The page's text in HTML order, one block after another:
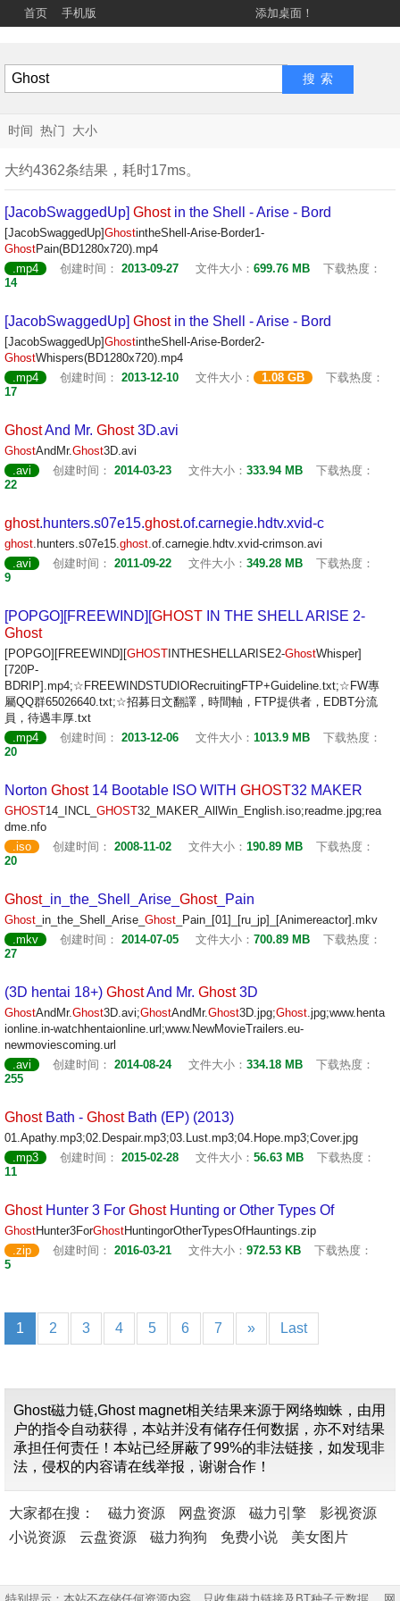
首页 手机版 添加桌面！
时间 热门 大小
大约4362条结果，耗时17ms。
[JacobSwaggedUp] Ghostin the Shell - Arise - Bord
[JacobSwaggedUp]GhostintheShell-Arise-Border1-
GhostPain(BD1280x720).mp4
.mp4
创建时间： 2013-09-27 文件大小： 699.76 MB
下载热度：
14
[JacobSwaggedUp] Ghostin the Shell - Arise - Bord
[JacobSwaggedUp]GhostintheShell-Arise-Border2-
GhostWhispers(BD1280x720).mp4
.mp4
创建时间： 2013-12-10 文件大小： 1.08 GB
下载热度：
17
GhostAnd Mr. Ghost3D.avi
GhostAndMr.Ghost3D.avi
.avi
创建时间： 2014-03-23 文件大小： 333.94 MB
下载热度：
22
ghost.hunters.s07e15.ghost.of.carnegie.hdtv.xvid-c
ghost.hunters.s07e15.ghost.of.carnegie.hdtv.xvid-crimson.avi
.avi
创建时间： 2011-09-22 文件大小： 349.28 MB
下载热度：
9
[POPGO][FREEWIND][GHOST IN THE SHELL ARISE 2-
Ghost
[POPGO][FREEWIND][GHOST INTHESHELLARISE2-GhostWhisper]
[720P-
BDRIP].mp4;☆FREEWINDSTUDIORecruitingFTP+Guideline.txt;☆FW專
屬QQ群65026640.txt;☆招募日文翻譯，時間軸，FTP提供者，EDBT分流
員，待遇丰厚.txt
.mp4
创建时间： 2013-12-06 文件大小： 1013.9 MB
下载热度：
20
Norton Ghost14 Bootable ISO WITH GHOST32 MAKER
GHOST14_INCL_ GHOST32_MAKER_AllWin_English.iso;readme.jpg;rea
dme.nfo
.iso
创建时间： 2008-11-02 文件大小： 190.89 MB
下载热度：
20
Ghost_in_the_Shell_Arise_ Ghost_Pain
Ghost _in_the_Shell_Arise_ Ghost _Pain_[01]_[ru_jp]_[Animereactor].mkv
.mkv
创建时间： 2014-07-05 文件大小： 700.89 MB
下载热度：
27
(3D hentai 18+) GhostAnd Mr. Ghost3D
GhostAndMr.Ghost3D.avi;GhostAndMr.Ghost3D.jpg;Ghost.jpg;www.henta
ionline.in-watchhentaionline.url;www.NewMovieTrailers.eu-
newmoviescoming.url
.avi
创建时间： 2014-08-24 文件大小： 334.18 MB
下载热度：
255
GhostBath - GhostBath (EP) (2013)
01.Apathy.mp3;02.Despair.mp3;03.Lust.mp3;04.Hope.mp3;Cover.jpg
.mp3
创建时间： 2015-02-28 文件大小： 56.63 MB
下载热度：
11
GhostHunter 3 For GhostHunting or Other Types Of
GhostHunter3ForGhostHuntingorOtherTypesOfHauntings.zip
.zip
创建时间： 2016-03-21 文件大小： 972.53 KB
下载热度：
5
1 2 3 4 5 6 7 » Last
Ghost磁力链,Ghost magnet相关结果来源于网络蜘蛛，由用
户的指令自动获得，本站并没有储存任何数据，亦不对结果
承担任何责任！本站已经屏蔽了99%的非法链接，如发现非
法，侵权的内容请在线举报，谢谢合作！
大家都在搜： 磁力资源 网盘资源 磁力引擎
影视资源
小说资源
云盘资源 磁力狗狗 免费小说 美女图片